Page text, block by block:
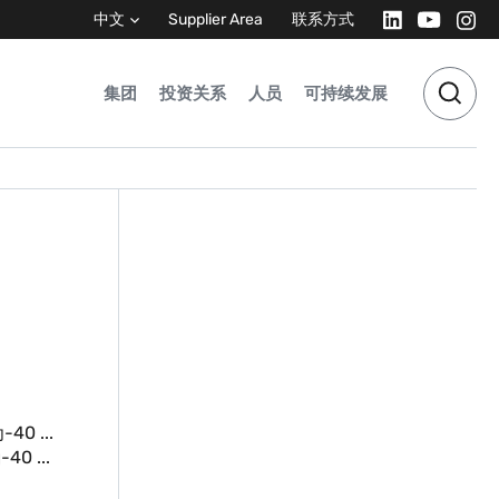
中文 Supplier Area 联系方式
集团 投资关系 人员 可持续发展
-40 ...
40 ...